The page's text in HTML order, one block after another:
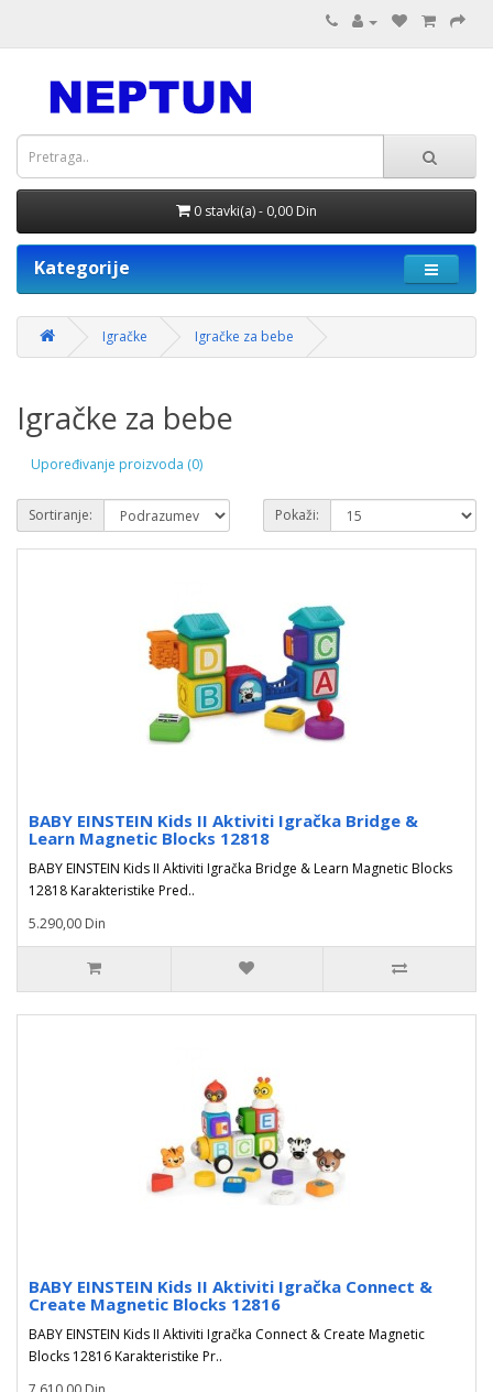
0 stavki(a) - 0,00 Din
Kategorije
Igračke Igračke za bebe
Igračke za bebe
Upoređivanje proizvoda (0)
Sortiranje: Pokaži:
BABY EINSTEIN Kids II Aktiviti Igračka Bridge &
Learn Magnetic Blocks 12818
BABY EINSTEIN Kids II Aktiviti Igračka Bridge & Learn Magnetic Blocks
12818 Karakteristike Pred..
5.290,00 Din
BABY EINSTEIN Kids II Aktiviti Igračka Connect &
Create Magnetic Blocks 12816
BABY EINSTEIN Kids II Aktiviti Igračka Connect & Create Magnetic
Blocks 12816 Karakteristike Pr..